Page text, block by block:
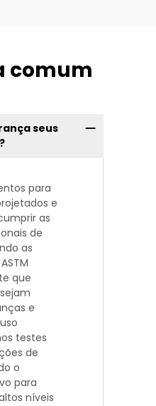
comum
seus
para
e
as
de
as
que
e
testes
de
o
para
níveis